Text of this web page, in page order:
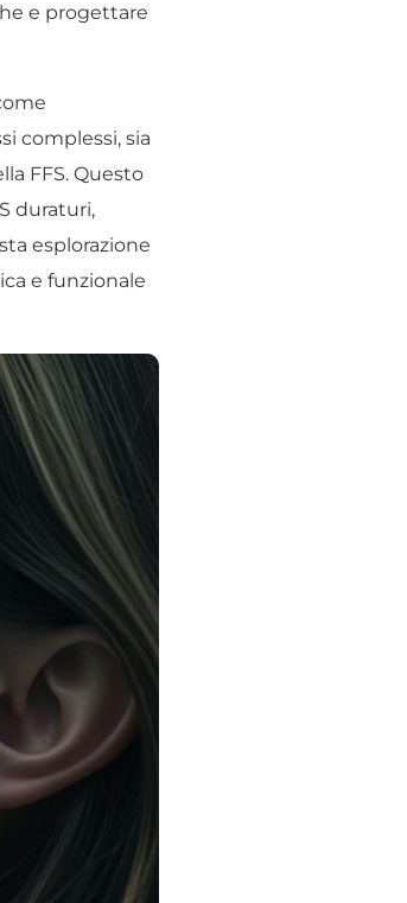
e progettare
complessi, sia
FFS. Questo
duraturi,
esplorazione
e funzionale